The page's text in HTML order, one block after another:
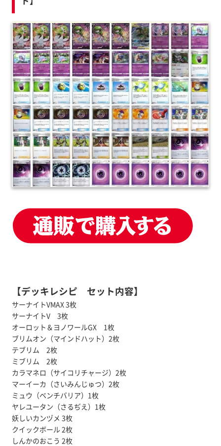
【デッキレシピ セット内容】
サーナイトVMAX 3枚
サーナイトV 3枚
オーロット＆ヨノワールGX 1枚
ブリムオン（マインドハット）2枚
テブリム 2枚
ミブリム 2枚
カラマネロ（サイコリチャージ）2枚
マーイーカ（さいみんじゅつ）2枚
ミュウ（ベンチバリア）1枚
ヤレユータン（さるぢえ）1枚
妖しいカンヅメ 3枚
クイックボール 2枚
しんかのおこう 2枚